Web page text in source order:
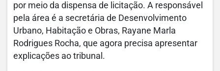
por meio da dispensa de licitação. A responsável
pela área é a secretária de Desenvolvimento
Urbano, Habitação e Obras, Rayane Marla
Rodrigues Rocha, que agora precisa apresentar
explicações ao tribunal.